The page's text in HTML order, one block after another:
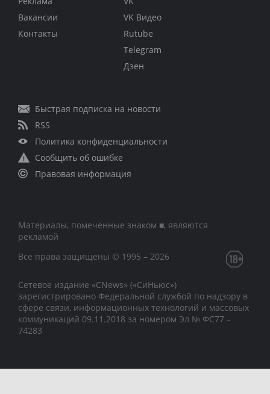
Вакансии
Контакты
VK Видео
Rutube
Telegram
Дзен
Быстрая подписка на новости
RSS
Политика конфиденциальности
Сообщить об ошибке
Правовая информация
Материалы, помеченные знаком ■, являются
рекламой
Все права защищены © 1995 – 2026
Сетевое издание «CNews» («СиНьюс»)
зарегистрировано Федеральной службой по надзору в
сфере связи, информационных технологий и массовых
коммуникаций 09.11.2018 за номером Эл № ФС77 –
74283